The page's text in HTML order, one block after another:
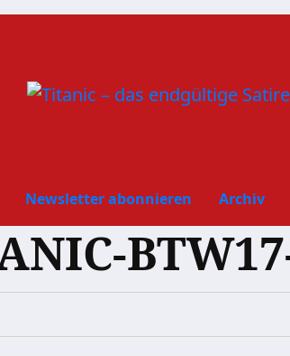
Newsletter abonnieren Archiv